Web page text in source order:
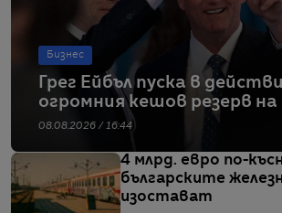
Бизнес
Грег Ейбъл пуска в
огромния кешов резерв
08.08.2026 / 16:44
4 млрд. евро по-
българските
изостават